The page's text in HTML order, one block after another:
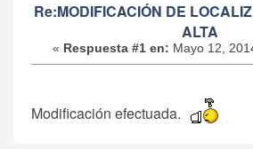
Re:MODIFICACIÓN DE
ALTA
« Respuesta #1 en: Mayo 12,
Modificación efectuada.